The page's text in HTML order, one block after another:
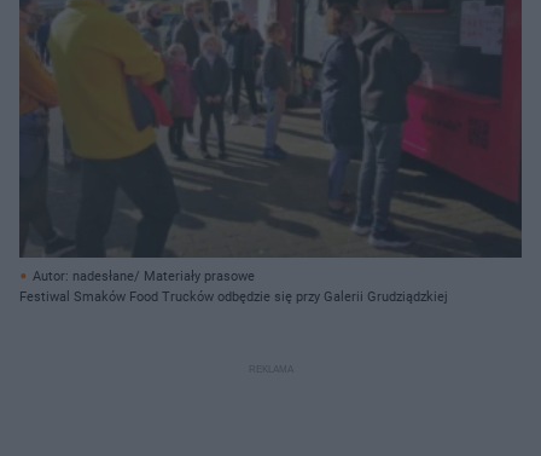
Autor: nadesłane/ Materiały prasowe
Festiwal Smaków Food Trucków odbędzie się przy Galerii Grudziądzkiej